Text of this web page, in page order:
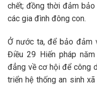
chết; đồng thời đảm
các gia đình đông con.
Ở nước ta, để bảo đảm
Điều 29 Hiến pháp
đẳng về cơ hội để công
triển hệ thống an sinh